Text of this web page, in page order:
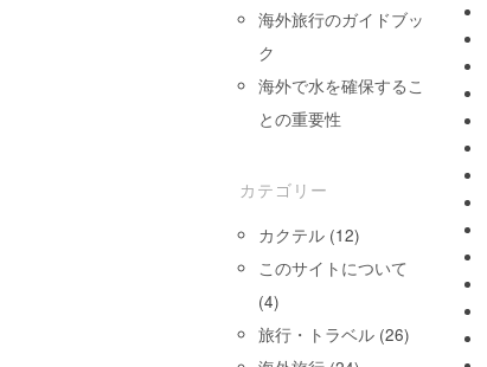
海外旅行のガイドブッ
ク
海外で水を確保するこ
との重要性
カテゴリー
カクテル (12)
このサイトについて
(4)
旅行・トラベル (26)